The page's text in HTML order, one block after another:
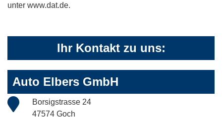
unter www.dat.de.
Ihr Kontakt zu uns:
Auto Elbers GmbH
Borsigstrasse 24
47574 Goch